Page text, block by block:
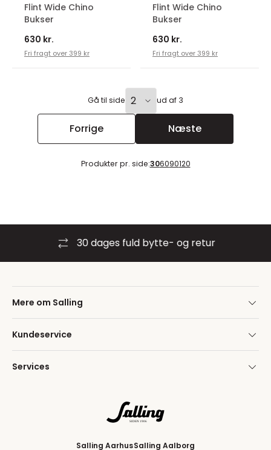
Flint Wide Chino
Bukser
630 kr.
Fri fragt over 399 kr
Flint Wide Chino
Bukser
630 kr.
Fri fragt over 399 kr
Gå til side ud af 3
Forrige Næste
Produkter pr. side:306090120
30 dages fuld bytte- og retur
Mere om Salling
Kundeservice
Services
Salling AarhusSalling Aalborg